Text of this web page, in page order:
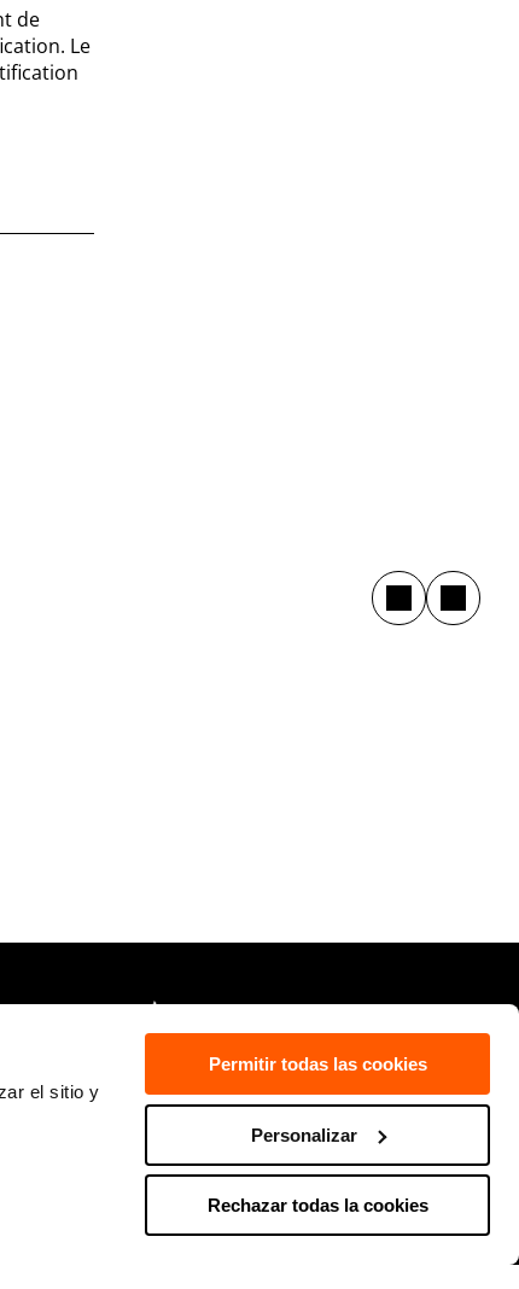
el sitio y
Permitir todas las cookies
Personalizar
Rechazar todas la cookies
de
Le
en contact ? Abonnez-vous à nos
et découvrez les dernières